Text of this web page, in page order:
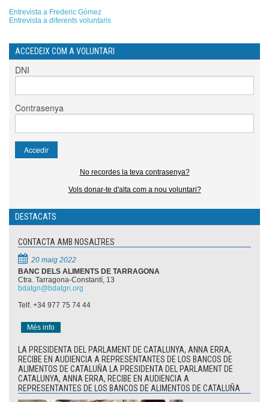
Entrevista a Frederic Gómez
Entrevista a diferents voluntaris
ACCEDEIX COM A VOLUNTARI
DNI
Contrasenya
No recordes la teva contrasenya?
Vols donar-te d'alta com a nou voluntari?
DESTACATS
CONTACTA AMB NOSALTRES
20 maig 2022
BANC DELS ALIMENTS DE TARRAGONA
Ctra. Tarragona-Constantí, 13
bdatgn@bdatgn.org
Telf. +34 977 75 74 44
Més info
LA PRESIDENTA DEL PARLAMENT DE CATALUNYA, ANNA ERRA,
RECIBE EN AUDIENCIA A REPRESENTANTES DE LOS BANCOS DE
ALIMENTOS DE CATALUÑA LA PRESIDENTA DEL PARLAMENT DE
CATALUNYA, ANNA ERRA, RECIBE EN AUDIENCIA A
REPRESENTANTES DE LOS BANCOS DE ALIMENTOS DE CATALUÑA